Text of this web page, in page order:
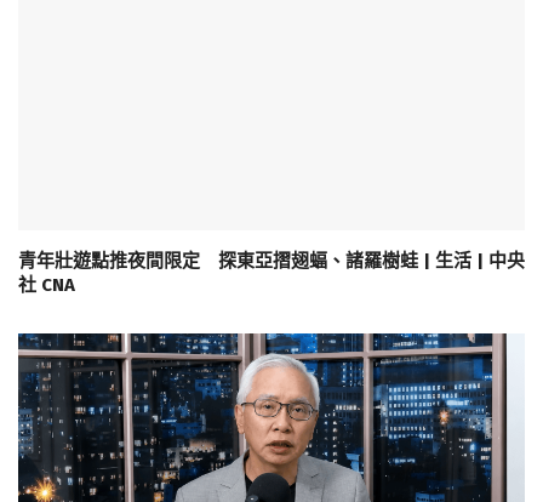
青年壯遊點推夜間限定 探東亞摺翅蝠、諸羅樹蛙 | 生活 | 中央
社 CNA